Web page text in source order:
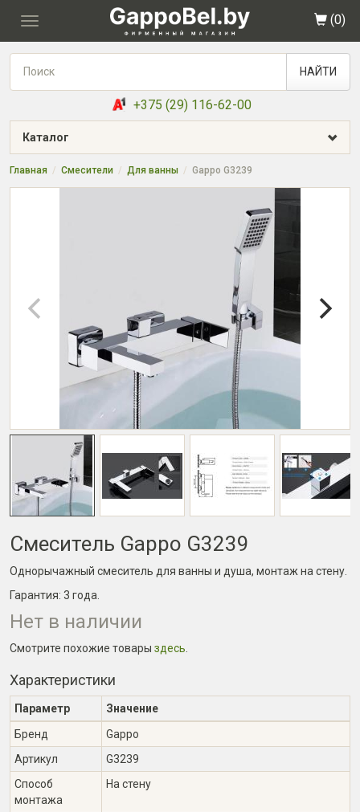
Toggle
(0)
НАЙТИ
+375 (29) 116-62-00
Каталог
Главная Смесители Для ванны Gappo G3239
Смеситель Gappo G3239
Однорычажный смеситель для ванны и душа, монтаж на стену.
Гарантия: 3 года
Нет в наличии
Смотрите похожие товары здесь
Характеристики
Параметр
Значение
Бренд
Gappo
Артикул
G3239
Способ
монтажа
На стену